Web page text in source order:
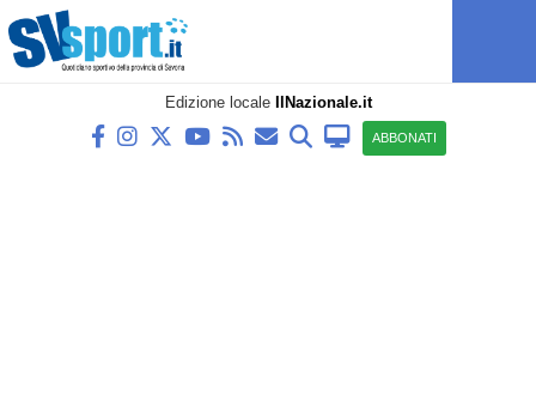
Edizione locale IlNazionale.it
ABBONATI